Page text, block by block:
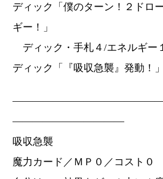
ディック「僕のターン！２ドロ
ギー！」
ディック・手札４/エネルギー
ディック「『吸収急襲』発動！」
―――――――――――
吸収急襲
魔力カード／ＭＰ０／コスト０